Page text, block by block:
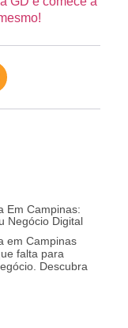
Em Campinas:
Negócio Digital
em Campinas
falta para
Descubra